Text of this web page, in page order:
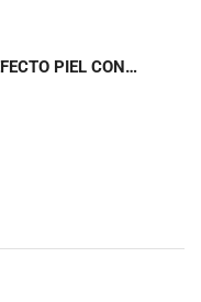
BOLSO BANDOLERA EFECTO PIEL CON POMPONES BURDEOS LOLA CASADEMUNT LF2604058